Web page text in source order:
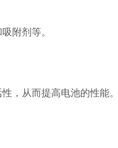
附剂等。
，从而提高电池的性能。